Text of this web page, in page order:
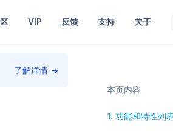
VIP 反馈 支持 关于
了解详情 →
本页内容
1. 功能和特性列